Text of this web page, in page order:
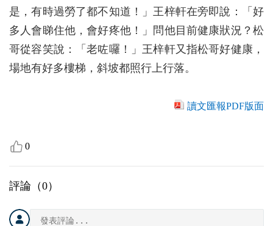
是，有時過勞了都不知道！」王梓軒在旁即說：「好
多人會睇住他，會好疼他！」問他目前健康狀況？松
哥從容笑說：「老咗囉！」王梓軒又指松哥好健康，
場地有好多樓梯，斜坡都照行上行落。
讀文匯報PDF版面
0
評論（0）